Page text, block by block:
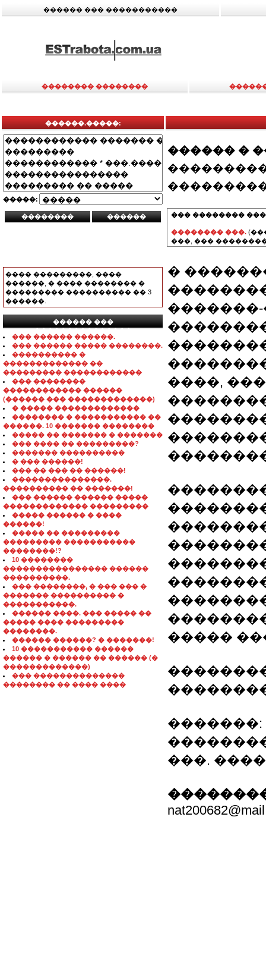
������ ��� �����������
�������� ��������
������.�����:
�����:
���� ���������, ����
������, � ���� �������� �
��������� ���������� �� 3
������.
������ ���
���������������
��� ������ ������.
��� ������ ����� ��������.
���������� �
������������� ��
��������� ������������
��� ��������
������������ ������
(������ ��� �������������)
� ����� �������������
�������� � ����������� ��
������. 10 ������� ��������
����� �� ������� � �������
��� ���� �� ���������?
������� ����������
� ��� ������!
��� �� ��� �� ������!
���������������.
���������� �� �������!
��� ������ ������ �����
������������� ���������
����� ������ � ����
������!
����� �� ���������
��������� �����������
��������!?
10 ��������
���������������� ������
����������.
��� ��������, � ��� ��� �
������� ���������� �
�����������.
������ ����. ��� ����� ��
����� ���� ���������
��������.
������ ������? � �������!
10 ����������� ������
������ � ������ �� ������ (�
�������������)
��� ��������������
�������� �� ���� ����
������ �
��� ��������
�������� ���.
���, ���
�
����,
�����
�������:
���.